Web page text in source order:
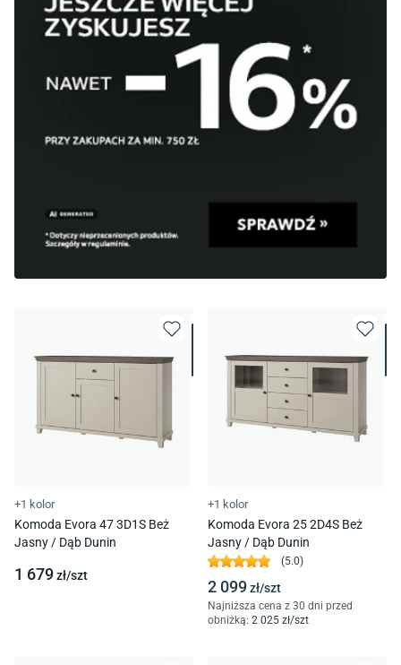
+1 kolor
Komoda Evora 47 3D1S Beż
Jasny / Dąb Dunin
1 679zł/szt
+1 kolor
Komoda Evora 25 2D4S Beż
Jasny / Dąb Dunin
(5.0)
2 099zł/szt
Najniższa cena z 30 dni przed
obniżką: 2 025 zł/szt